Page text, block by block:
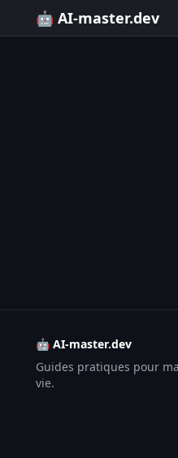
🤖 AI-master.dev
🤖 AI-master.dev
Guides pratiques pour
vie.